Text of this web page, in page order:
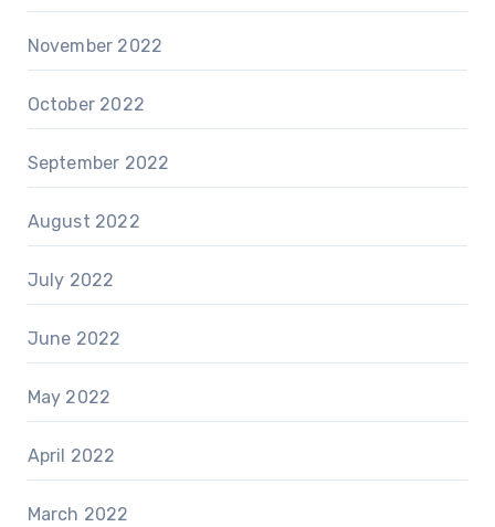
November 2022
October 2022
September 2022
August 2022
July 2022
June 2022
May 2022
April 2022
March 2022